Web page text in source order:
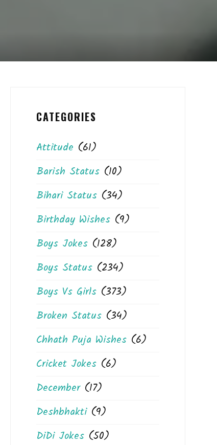
CATEGORIES
Attitude (61)
Barish Status(10)
Bihari Status(34)
Birthday Wishes(9)
Boys Jokes(128)
Boys Status(234)
Boys Vs Girls(373)
Broken Status(34)
Chhath Puja Wishes(6)
Cricket Jokes(6)
December(17)
Deshbhakti(9)
DiDi Jokes(50)